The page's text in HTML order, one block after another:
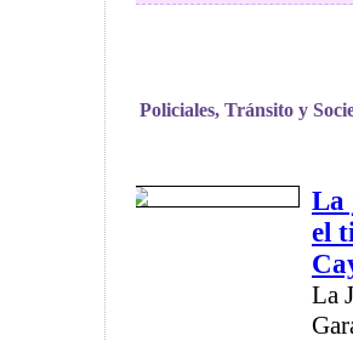
Policiales, Tránsito y
La
el
La